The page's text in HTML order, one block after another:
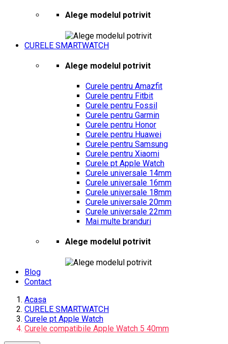
Alege modelul potrivit
CURELE SMARTWATCH
Alege modelul potrivit
Curele pentru Amazfit
Curele pentru Fitbit
Curele pentru Fossil
Curele pentru Garmin
Curele pentru Honor
Curele pentru Huawei
Curele pentru Samsung
Curele pentru Xiaomi
Curele pt Apple Watch
Curele universale 14mm
Curele universale 16mm
Curele universale 18mm
Curele universale 20mm
Curele universale 22mm
Mai multe branduri
Alege modelul potrivit
Blog
Contact
Acasa
CURELE SMARTWATCH
Curele pt Apple Watch
Curele compatibile Apple Watch 5 40mm